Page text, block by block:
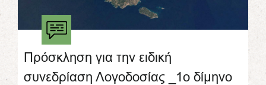
Πρόσκληση για την ειδική
συνεδρίαση Λογοδοσίας _1ο δίμηνο